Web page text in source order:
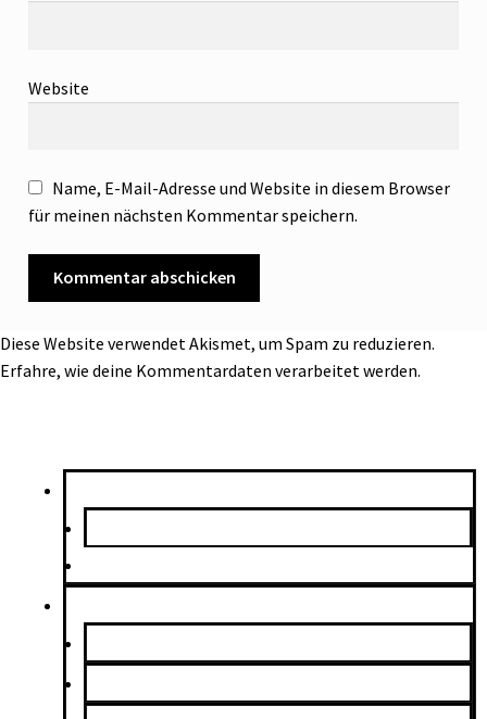
Website
Name, E-Mail-Adresse und Website in diesem Browser
für meinen nächsten Kommentar speichern.
Diese Website verwendet Akismet, um Spam zu reduzieren.
Erfahre, wie deine Kommentardaten verarbeitet werden.